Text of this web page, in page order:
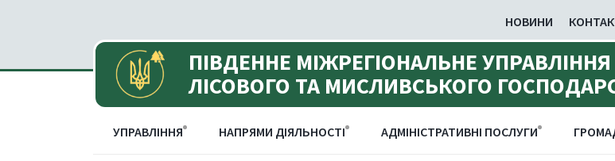
НОВИНИ
ПІВДЕННЕ МІЖРЕГІОНАЛЬНЕ УПРАВЛІННЯ
ЛІСОВОГО ТА МИСЛИВСЬКОГО
УПРАВЛІННЯ НАПРЯМИ ДІЯЛЬНОСТІ АДМІНІСТРАТИВНІ ПОСЛУГИ